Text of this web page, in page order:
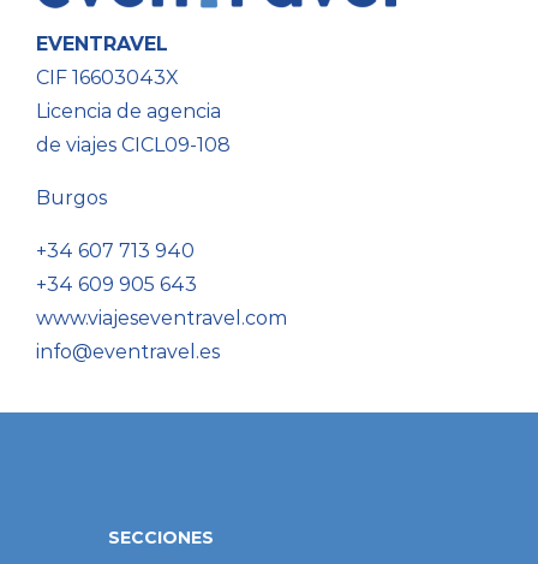
EVENTRAVEL
CIF 16603043X
Licencia de agencia
de viajes CICL09-108
Burgos
+34 607 713 940
+34 609 905 643
www.viajeseventravel.com
info@eventravel.es
SECCIONES